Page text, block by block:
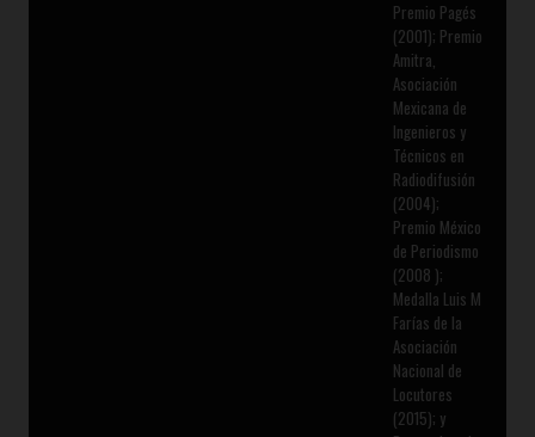
Premio Pagés
(2001); Premio
Amitra,
Asociación
Mexicana de
Ingenieros y
Técnicos en
Radiodifusión
(2004);
Premio México
de Periodismo
(2008 );
Medalla Luis M
Farías de la
Asociación
Nacional de
Locutores
(2015); y